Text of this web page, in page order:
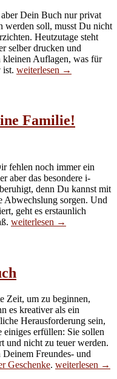
Dein Buch nur privat
werden soll, musst Du nicht
Heutzutage steht
selber drucken und
kleinen Auflagen, was für
ist. Selber
gar
nicht
weiterlesen →
Familie!
fehlen noch immer ein
aber das besondere i-
denn Du kannst mit
Abwechslung sorgen. Und
geht es erstaunlich
Schreib
Deine
Familie!
weiterlesen →
Zeit, um zu beginnen,
es kreativer als ein
Herausforderung sein,
einiges erfüllen: Sie sollen
und nicht zu teuer werden.
Freundes- und
Geschenke. Geschenke
weiterlesen →